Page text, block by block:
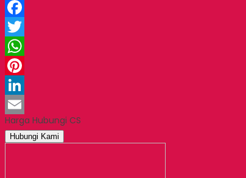
Facebook
Twitter
WhatsApp
Pinterest
LinkedIn
Email
Harga Hubungi CS
Hubungi Kami